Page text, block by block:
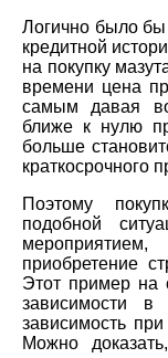
Логично было бы
кредитной
на покупку
времени цена
самым давая
ближе к нулю
больше
краткосрочного
Поэтому
подобной
приобретение
Этот пример на
зависимости в
зависимость
Можно